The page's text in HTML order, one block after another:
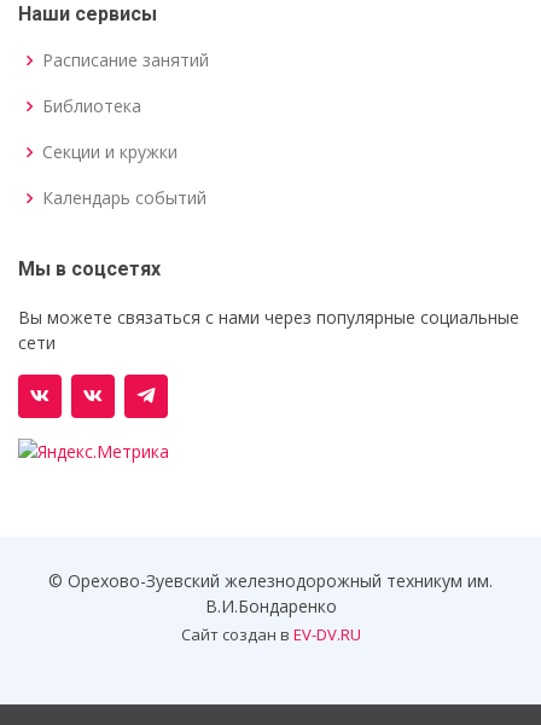
Наши сервисы
Расписание занятий
Библиотека
Секции и кружки
Календарь событий
Мы в соцсетях
Вы можете связаться с нами через популярные социальные
сети
© Орехово-Зуевский железнодорожный техникум им.
В.И.Бондаренко
Сайт создан в EV-DV.RU